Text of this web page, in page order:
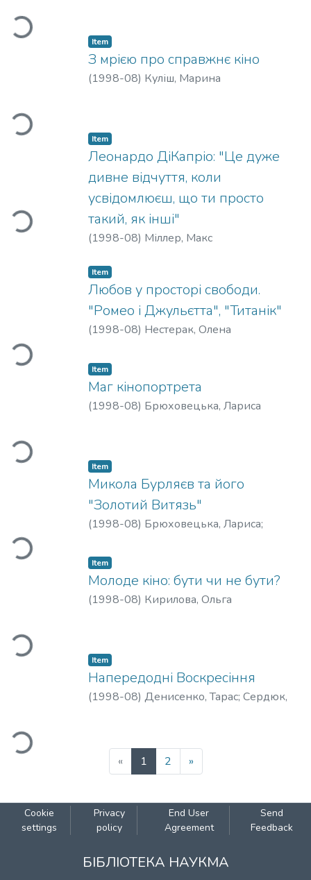
Loading...
Loading...
Item
З мрією про справжнє кіно
(1998-08) Куліш, Марина
Loading...
Item
Леонардо ДіКапріо: "Це дуже
дивне відчуття, коли
усвідомлюєш, що ти просто
такий, як інші"
(1998-08) Міллер, Макс
Loading...
Item
Любов у просторі свободи.
"Ромео і Джульєтта", "Титанік"
(1998-08) Нестерак, Олена
Loading...
Item
Маг кінопортрета
(1998-08) Брюховецька, Лариса
Loading...
Item
Микола Бурляєв та його
"Золотий Витязь"
(1998-08) Брюховецька, Лариса;
Loading...
Item
Молоде кіно: бути чи не бути?
(1998-08) Кирилова, Ольга
Loading...
Item
Напередодні Воскресіння
(1998-08) Денисенко, Тарас; Сердюк,
Андрій;Дончик, Андрій
Володимир
Кувівчак, Галина
Олександра
Наталушко, Сергій
Максименко, Андрій;Мельникова,
Пілунський, В'ячеслав;Мельниченко,
« 1(current)
2 »
Cookie
settings
Privacy
policy
End User
Agreement
Send
Feedback
БІБЛІОТЕКА НАУКМА